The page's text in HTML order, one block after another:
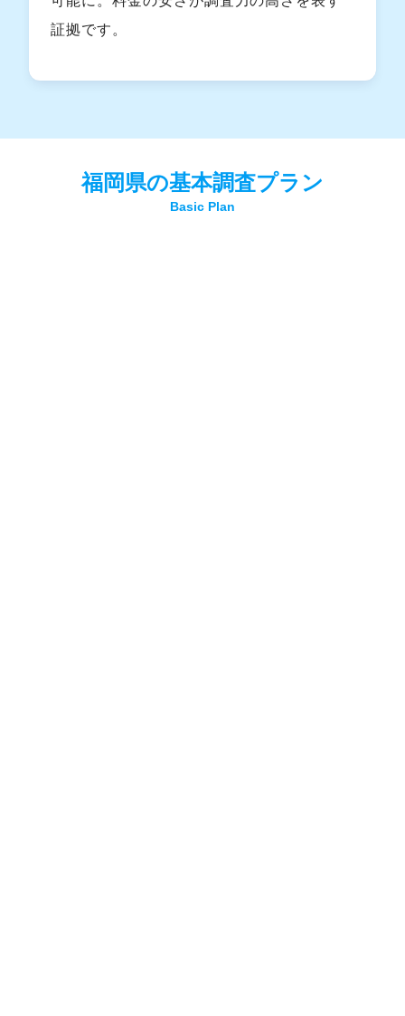
証拠です。
福岡県の基本調査プラン